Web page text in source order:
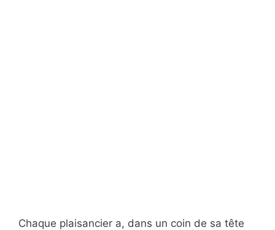
Chaque plaisancier a, dans un coin de sa tête